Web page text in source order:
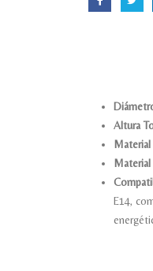
Altura
Material
E14,